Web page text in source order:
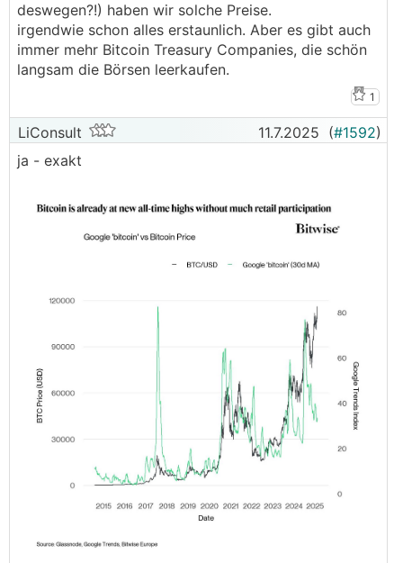
deswegen?!) haben wir solche Preise.
irgendwie schon alles erstaunlich. Aber es gibt auch
immer mehr Bitcoin Treasury Companies, die schön
langsam die Börsen leerkaufen.
1
LiConsult 11.7.2025 (#1592)
ja - exakt